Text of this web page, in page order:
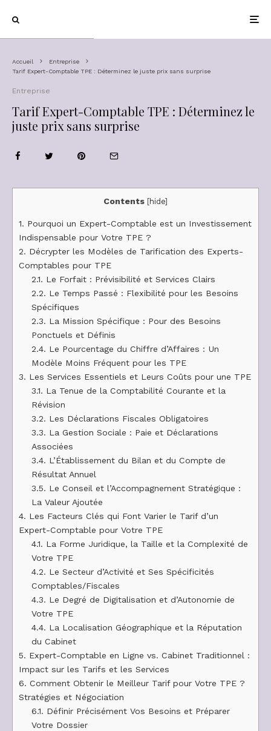
Accueil
Entreprise
Tarif Expert-Comptable TPE : Déterminez le juste prix sans surprise
Entreprise
Tarif Expert-Comptable TPE : Déterminez le
juste prix sans surprise
Contents [hide]
1. Pourquoi un Expert-Comptable est un Investissement
Indispensable pour Votre TPE ?
2. Décrypter les Modèles de Tarification des Experts-
Comptables pour TPE
2.1. Le Forfait : Prévisibilité et Services Clairs
2.2. Le Temps Passé : Flexibilité pour les Besoins
Spécifiques
2.3. La Mission Spécifique : Pour des Besoins
Ponctuels et Définis
2.4. Le Pourcentage du Chiffre d’Affaires : Un
Modèle Moins Fréquent pour les TPE
3. Les Services Essentiels et Leurs Coûts pour une TPE
3.1. La Tenue de la Comptabilité Courante et la
Révision
3.2. Les Déclarations Fiscales Obligatoires
3.3. La Gestion Sociale : Paie et Déclarations
Associées
3.4. L’Établissement du Bilan et du Compte de
Résultat Annuel
3.5. Le Conseil et l’Accompagnement Stratégique :
La Valeur Ajoutée
4. Les Facteurs Clés qui Font Varier le Tarif d’un
Expert-Comptable pour Votre TPE
4.1. La Forme Juridique, la Taille et la Complexité de
Votre TPE
4.2. Le Secteur d’Activité et Ses Spécificités
Comptables/Fiscales
4.3. Le Degré de Digitalisation et d’Autonomie de
Votre TPE
4.4. La Localisation Géographique et la Réputation
du Cabinet
5. Expert-Comptable en Ligne vs. Cabinet Traditionnel :
Impact sur les Tarifs et les Services
6. Comment Obtenir le Meilleur Tarif pour Votre TPE ?
Stratégies et Négociation
6.1. Définir Précisément Vos Besoins et Préparer
Votre Dossier